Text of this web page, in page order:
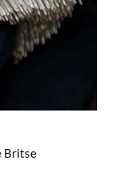
Britse